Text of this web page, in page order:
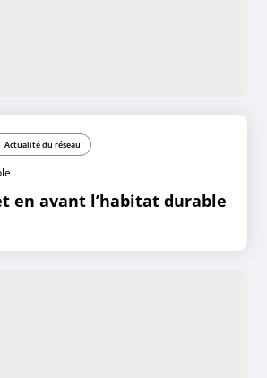
Actualité du réseau
en avant l’habitat durable